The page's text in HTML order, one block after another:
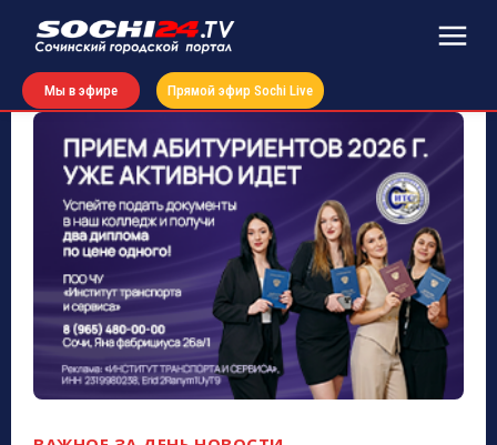
Мы в эфире Прямой эфир Sochi Live